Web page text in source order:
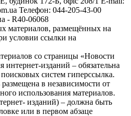
Телефон: 044-205-43-00
- R40-06068
материалов, размещённых на
условии ссылки на
со страницы «Новости
изданий – обязательна
систем гиперссылка.
в независимости от
использования материалов.
изданий) – должна быть
или в первом абзаце